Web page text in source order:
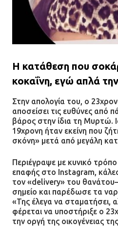
Η κατάθεση που
κοκαΐνη, εγώ απλά
Στην απολογία του, ο
αποσείσει τις ευθύνες από
βάρος στην ίδια τη Μυρτώ.
19χρονη ήταν εκείνη που
σκόνη» μετά από μεγάλη
Περιέγραψε με κυνικό
επαφής στο Instagram,
τον «delivery» του
σημείο και παρέδωσε τα
«Της έλεγα να σταματήσει,
φέρεται να υποστήριξε ο
την οργή της οικογένειας